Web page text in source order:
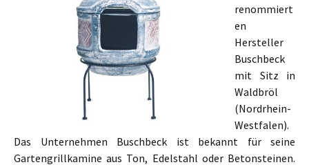
renommiert
en
Hersteller
Buschbeck
mit Sitz in
Waldbröl
(Nordrhein-
Westfalen).
Das Unternehmen Buschbeck ist bekannt für seine
Gartengrillkamine aus Ton, Edelstahl oder Betonsteinen.